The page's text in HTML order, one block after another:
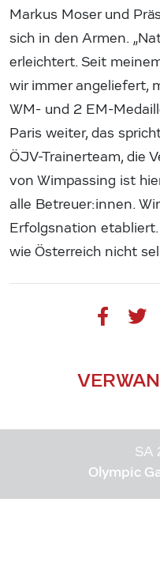
Markus Moser und
sich in den Armen.
erleichtert. Seit
wir immer angeliefert,
WM- und 2 EM-
Paris weiter, das
ÖJV-Trainerteam, die
von Wimpassing ist
alle Betreuer:innen.
Erfolgsnation
wie Österreich nicht
SA
Olympic